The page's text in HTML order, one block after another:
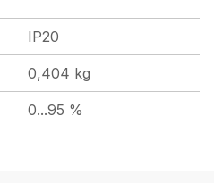
IP20
0,404 kg
0...95 %